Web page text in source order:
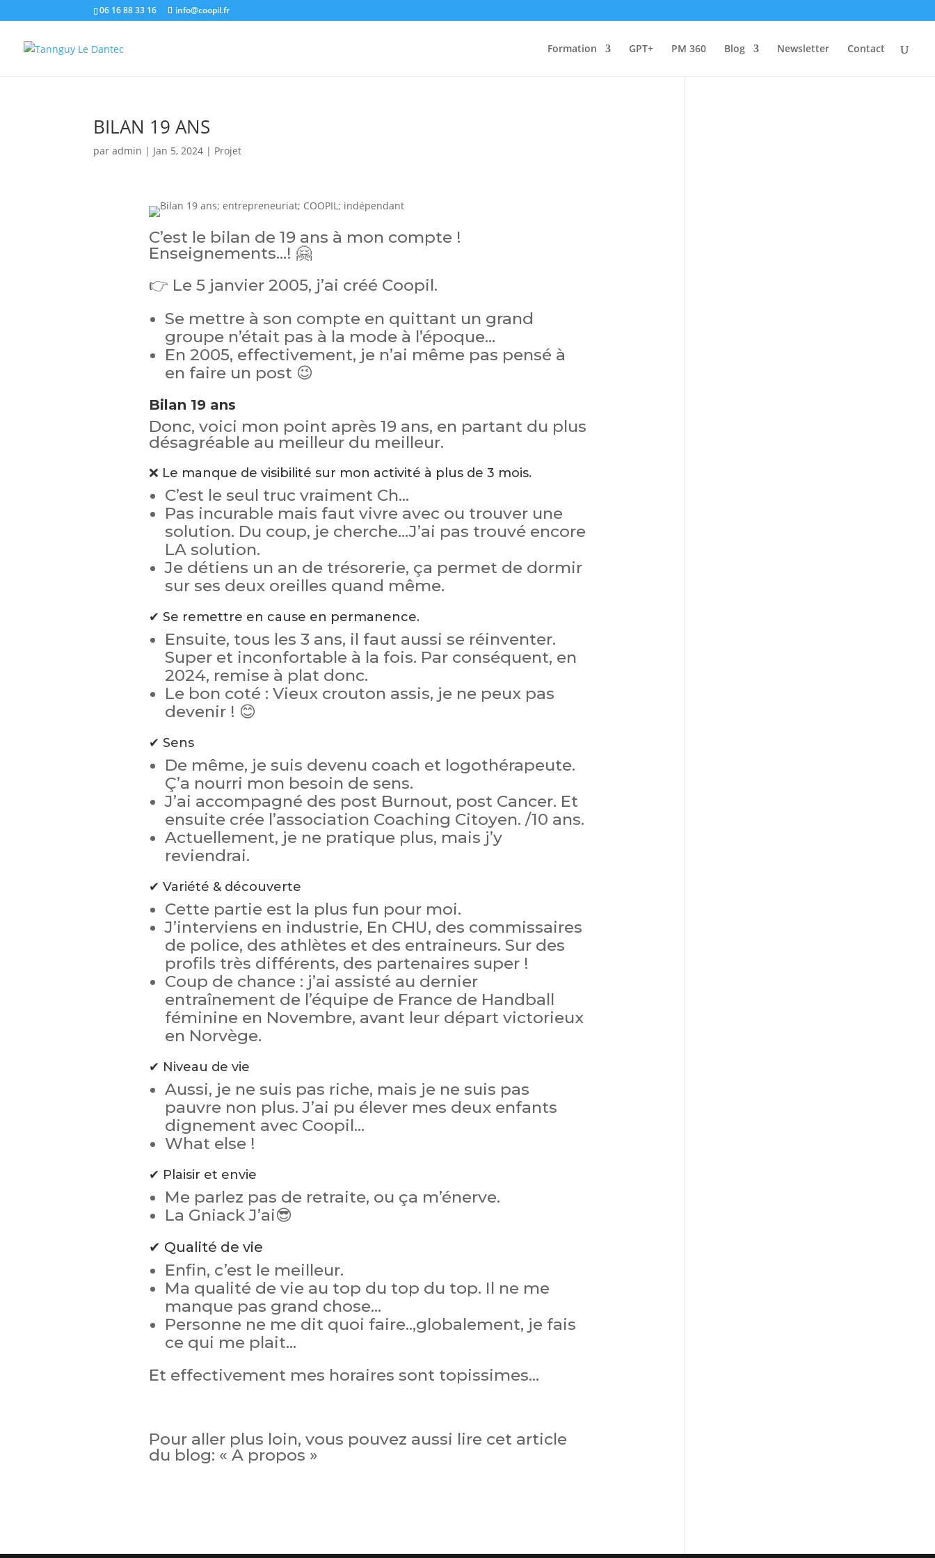
06 16 88 33 16 info@coopil.fr
Formation GPT+ PM 360 Blog Newsletter Contact
BILAN 19 ANS
paradmin | Jan 5, 2024 | Projet
C’est le bilan de 19 ans à mon compte !
Enseignements…! 🤗
👉 Le 5 janvier 2005, j’ai créé Coopil.
Se mettre à son compte en quittant un grand
groupe n’était pas à la mode à l’époque…
En 2005, effectivement, je n’ai même pas pensé à
en faire un post 😉
Bilan 19 ans
Donc, voici mon point après 19 ans, en partant du plus
désagréable au meilleur du meilleur.
❌ Le manque de visibilité sur mon activité à plus de 3 mois.
C’est le seul truc vraiment Ch…
Pas incurable mais faut vivre avec ou trouver une
solution. Du coup, je cherche…J’ai pas trouvé encore
LA solution.
Je détiens un an de trésorerie, ça permet de dormir
sur ses deux oreilles quand même.
✔ Se remettre en cause en permanence.
Ensuite, tous les 3 ans, il faut aussi se réinventer.
Super et inconfortable à la fois. Par conséquent, en
2024, remise à plat donc.
Le bon coté : Vieux crouton assis, je ne peux pas
devenir ! 😊
✔ Sens
De même, je suis devenu coach et logothérapeute.
Ç’a nourri mon besoin de sens.
J’ai accompagné des post Burnout, post Cancer. Et
ensuite crée l’association Coaching Citoyen. /10 ans.
Actuellement, je ne pratique plus, mais j’y
reviendrai.
✔ Variété & découverte
Cette partie est la plus fun pour moi.
J’interviens en industrie, En CHU, des commissaires
de police, des athlètes et des entraineurs. Sur des
profils très différents, des partenaires super !
Coup de chance : j’ai assisté au dernier
entraînement de l’équipe de France de Handball
féminine en Novembre, avant leur départ victorieux
en Norvège.
✔ Niveau de vie
Aussi, je ne suis pas riche, mais je ne suis pas
pauvre non plus. J’ai pu élever mes deux enfants
dignement avec Coopil…
What else !
✔ Plaisir et envie
Me parlez pas de retraite, ou ça m’énerve.
La Gniack J’ai😎
✔ Qualité de vie
Enfin, c’est le meilleur.
Ma qualité de vie au top du top du top. Il ne me
manque pas grand chose…
Personne ne me dit quoi faire..,globalement, je fais
ce qui me plait…
Et effectivement mes horaires sont topissimes…
Pour aller plus loin, vous pouvez aussi lire cet article
du blog: « A propos »